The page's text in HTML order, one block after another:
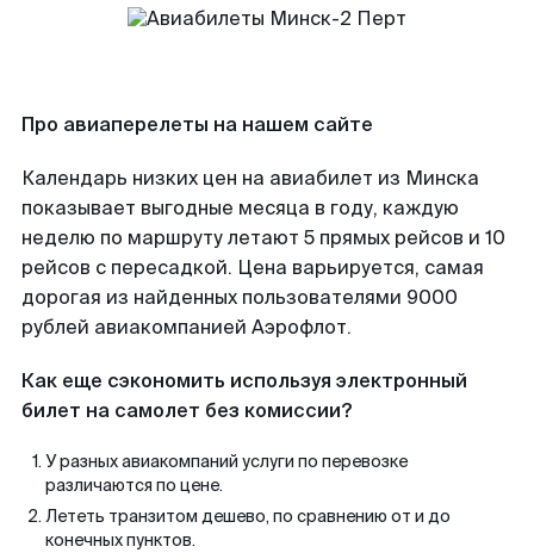
Про авиаперелеты на нашем сайте
Календарь низких цен на авиабилет из Минска
показывает выгодные месяца в году, каждую
неделю по маршруту летают 5 прямых рейсов и 10
рейсов с пересадкой. Цена варьируется, самая
дорогая из найденных пользователями 9000
рублей авиакомпанией Аэрофлот.
Как еще сэкономить используя электронный
билет на самолет без комиссии?
У разных авиакомпаний услуги по перевозке
различаются по цене.
Лететь транзитом дешево, по сравнению от и до
конечных пунктов.